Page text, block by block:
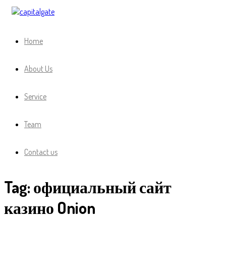
Home
About Us
Service
Team
Contact us
Tag:официальный сайт
казино Onion